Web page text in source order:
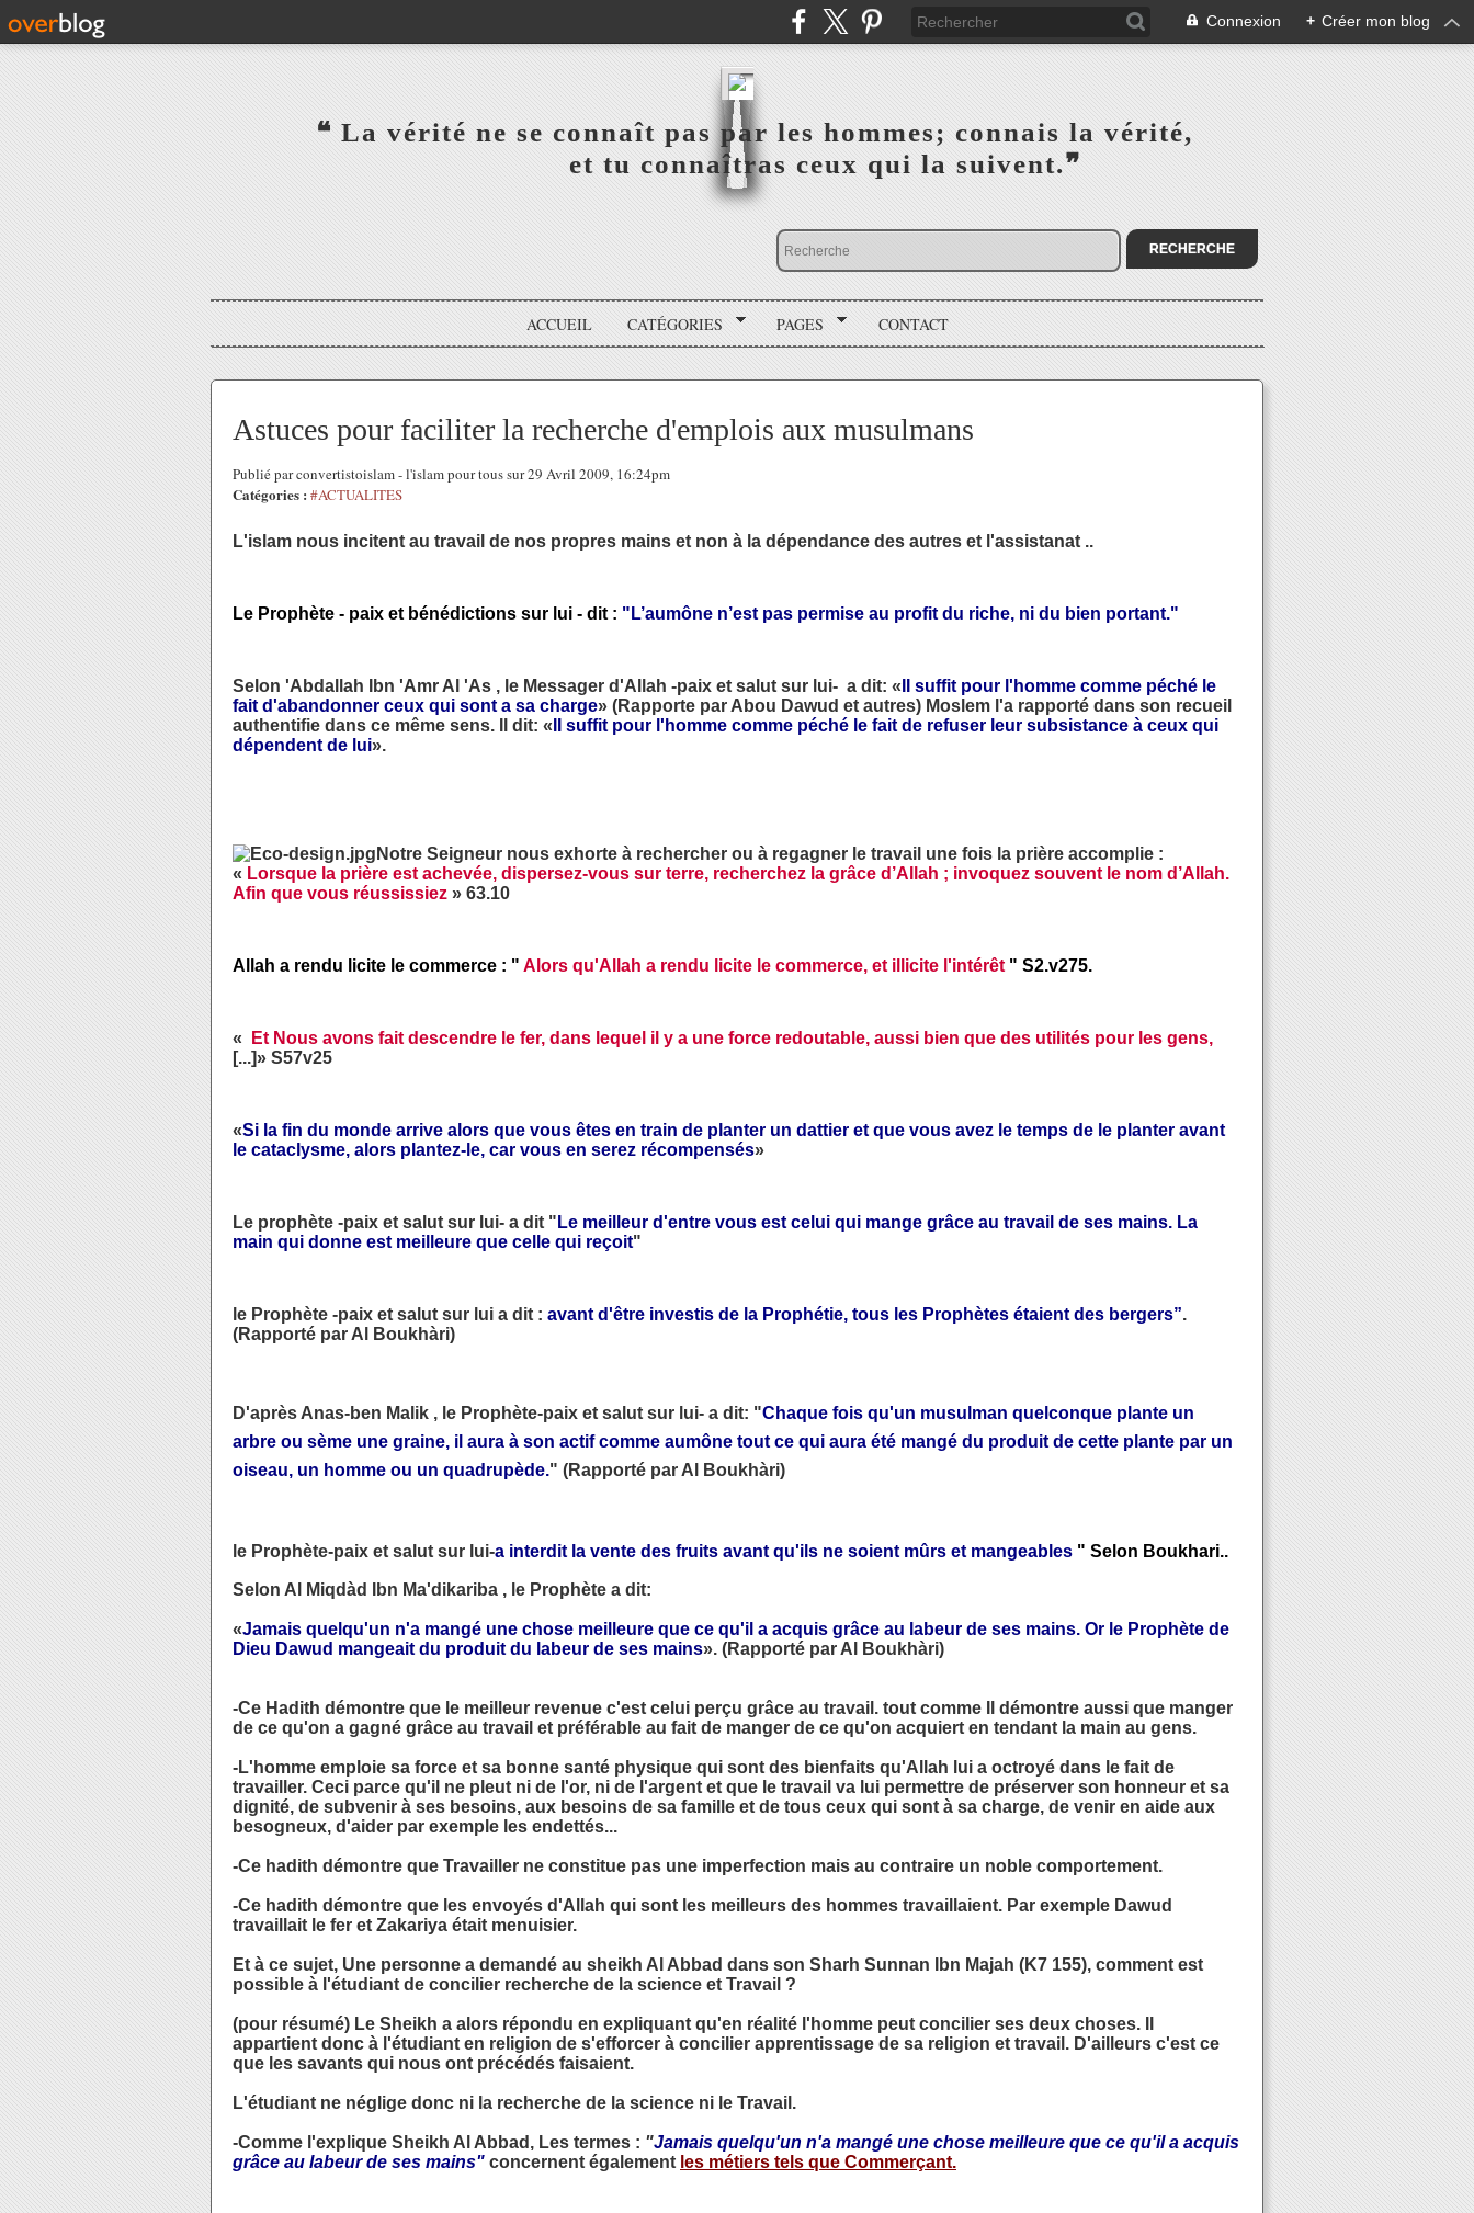
Connexion + Créer mon blog
‎ ‎ ‎ ‎ ‎ ‎ ‎ ‎ ‎ ‎ ‎ ‎ ‎❝ La vérité ne se connaît pas par les hommes; connais la vérité,‎ ‎ ‎ ‎ ‎ ‎ ‎ ‎ ‎
‎ ‎ ‎ ‎ ‎ ‎ ‎ ‎ ‎ ‎ ‎ ‎ ‎ ‎ ‎ ‎ ‎ ‎ ‎ ‎ et tu connaîtras ceux qui la suivent.❞
ACCUEIL CATÉGORIES PAGES CONTACT
Astuces pour faciliter la recherche d'emplois aux musulmans
Publié par convertistoislam - l'islam pour tous sur 29 Avril 2009, 16:24pm
Catégories : #ACTUALITES
L'islam nous incitent au travail de nos propres mains et non à la dépendance des autres et l'assistanat ..
Le Prophète - paix et bénédictions sur lui - dit : "L’aumône n’est pas permise au profit du riche, ni du bien portant."
Selon 'Abdallah Ibn 'Amr Al 'As , le Messager d'Allah -paix et salut sur lui- a dit: « II suffit pour l'homme comme péché le
fait d'abandonner ceux qui sont a sa charge» (Rapporte par Abou Dawud et autres) Moslem l'a rapporté dans son recueil
authentifie dans ce même sens. Il dit: « II suffit pour l'homme comme péché le fait de refuser leur subsistance à ceux qui
dépendent de lui».
Notre Seigneur nous exhorte à rechercher ou à regagner le travail une fois la prière accomplie :
« Lorsque la prière est achevée, dispersez-vous sur terre, recherchez la grâce d’Allah ; invoquez souvent le nom d’Allah.
Afin que vous réussissiez » 63.10
Allah a rendu licite le commerce : " Alors qu'Allah a rendu licite le commerce, et illicite l'intérêt " S2.v275.
«
Et Nous avons fait descendre le fer, dans lequel il y a une force redoutable, aussi bien que des utilités pour les gens,
[...]» S57v25
«Si la fin du monde arrive alors que vous êtes en train de planter un dattier et que vous avez le temps de le planter avant
le cataclysme, alors plantez-le, car vous en serez récompensés»
Le prophète -paix et salut sur lui- a dit " Le meilleur d'entre vous est celui qui mange grâce au travail de ses mains. La
main qui donne est meilleure que celle qui reçoit"
le Prophète -paix et salut sur lui a dit : avant d'être investis de la Prophétie, tous les Prophètes étaient des bergers”.
(Rapporté par Al Boukhàri)
D'après Anas-ben Malik , le Prophète-paix et salut sur lui- a dit: "Chaque fois qu'un musulman quelconque plante un
arbre ou sème une graine, il aura à son actif comme aumône tout ce qui aura été mangé du produit de cette plante par un
oiseau, un homme ou un quadrupède." (Rapporté par Al Boukhàri)
le Prophète-paix et salut sur lui-a interdit la vente des fruits avant qu'ils ne soient mûrs et mangeables " Selon Boukhari..
Selon Al Miqdàd Ibn Ma'dikariba , le Prophète a dit:
«Jamais quelqu'un n'a mangé une chose meilleure que ce qu'il a acquis grâce au labeur de ses mains. Or le Prophète de
Dieu Dawud mangeait du produit du labeur de ses mains». (Rapporté par Al Boukhàri)
-Ce Hadith démontre que le meilleur revenue c'est celui perçu grâce au travail. tout comme Il démontre aussi que manger
de ce qu'on a gagné grâce au travail et préférable au fait de manger de ce qu'on acquiert en tendant la main au gens.
-L'homme emploie sa force et sa bonne santé physique qui sont des bienfaits qu'Allah lui a octroyé dans le fait de
travailler. Ceci parce qu'il ne pleut ni de l'or, ni de l'argent et que le travail va lui permettre de préserver son honneur et sa
dignité, de subvenir à ses besoins, aux besoins de sa famille et de tous ceux qui sont à sa charge, de venir en aide aux
besogneux, d'aider par exemple les endettés...
-Ce hadith démontre que Travailler ne constitue pas une imperfection mais au contraire un noble comportement.
-Ce hadith démontre que les envoyés d'Allah qui sont les meilleurs des hommes travaillaient. Par exemple Dawud
travaillait le fer et Zakariya était menuisier.
Et à ce sujet, Une personne a demandé au sheikh Al Abbad dans son Sharh Sunnan Ibn Majah (K7 155), comment est
possible à l'étudiant de concilier recherche de la science et Travail ?
(pour résumé) Le Sheikh a alors répondu en expliquant qu'en réalité l'homme peut concilier ses deux choses. Il
appartient donc à l'étudiant en religion de s'efforcer à concilier apprentissage de sa religion et travail. D'ailleurs c'est ce
que les savants qui nous ont précédés faisaient.
L'étudiant ne néglige donc ni la recherche de la science ni le Travail.
-Comme l'explique Sheikh Al Abbad, Les termes : "Jamais quelqu'un n'a mangé une chose meilleure que ce qu'il a acquis
grâce au labeur de ses mains" concernent également les métiers tels que Commerçant.